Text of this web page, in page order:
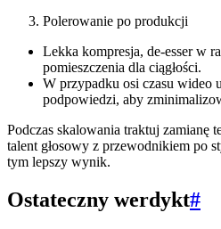
Polerowanie po produkcji
Lekka kompresja, de-esser w
pomieszczenia dla ciągłości.
W przypadku osi czasu wideo
podpowiedzi, aby
Podczas skalowania traktuj zamianę
talent głosowy z przewodnikiem po
tym lepszy wynik.
Ostateczny werdykt#